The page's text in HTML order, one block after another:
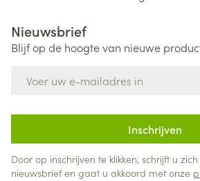
Nieuwsbrief
Blijf op de hoogte van nieuwe
Inschrijven
Door op inschrijven te klikken, schrijft u
nieuwsbrief en gaat u akkoord met onze